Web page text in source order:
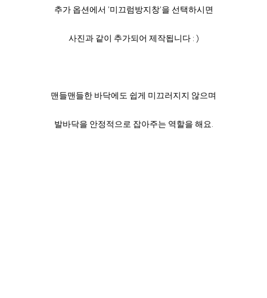
추가 옵션에서 '미끄럼방지창'을 선택하시면
사진과 같이 추가되어 제작됩니다 : )
맨들맨들한 바닥에도 쉽게 미끄러지지 않으며
발바닥을 안정적으로 잡아주는 역할을 해요.